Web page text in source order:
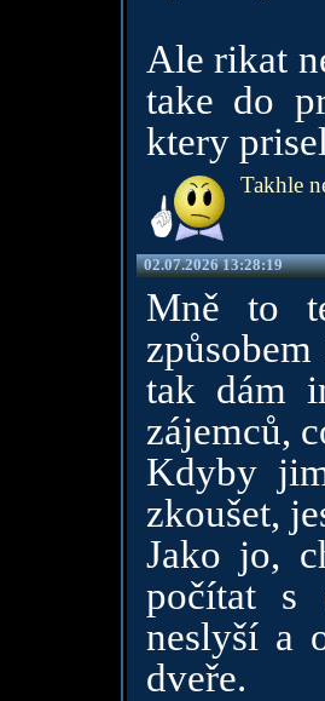
Ale rikat
take do
ktery
Takhle
02.07.2026 13:28:19
Mně to
tak dám
zájemců,
Kdyby
zkoušet,
Jako jo,
počítat s
neslyší a
dveře.